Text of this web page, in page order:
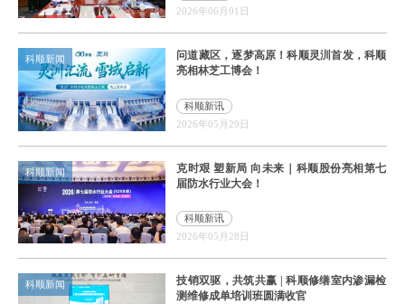
2026年06月01日
科顺新闻
问道藏区，逐梦高原！科顺灵汌首发，科顺
亮相林芝工博会！
科顺新讯
2026年05月29日
科顺新闻
克时艰 塑新局 向未来｜科顺股份亮相第七
届防水行业大会！
科顺新讯
2026年05月28日
科顺新闻
技销双驱，共筑共赢 | 科顺修缮室内渗漏检
测维修成单培训班圆满收官